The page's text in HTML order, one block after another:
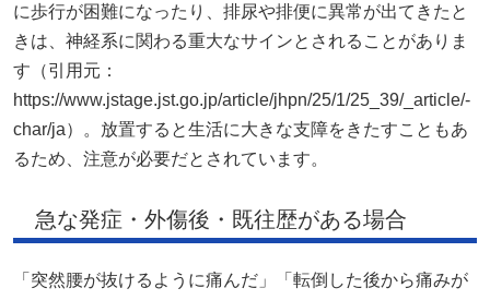
に歩行が困難になったり、排尿や排便に異常が出てきたと
きは、神経系に関わる重大なサインとされることがありま
す（引用元：
https://www.jstage.jst.go.jp/article/jhpn/25/1/25_39/_article/-
char/ja）。放置すると生活に大きな支障をきたすこともあ
るため、注意が必要だとされています。
急な発症・外傷後・既往歴がある場合
「突然腰が抜けるように痛んだ」「転倒した後から痛みが